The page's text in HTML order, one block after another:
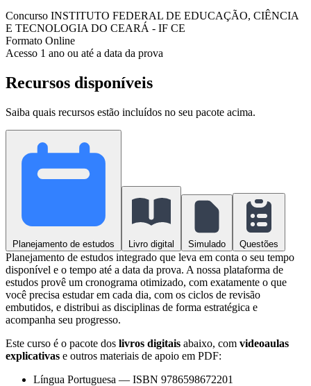
Concurso INSTITUTO FEDERAL DE EDUCAÇÃO, CIÊNCIA
E TECNOLOGIA DO CEARÁ - IF CE
Formato Online
Acesso 1 ano ou até a data da prova
Recursos disponíveis
Saiba quais recursos estão incluídos no seu pacote acima.
Planejamento de estudos Livro digital Simulado Questões
Planejamento de estudos integrado que leva em conta o seu tempo
disponível e o tempo até a data da prova. A nossa plataforma de
estudos provê um cronograma otimizado, com exatamente o que
você precisa estudar em cada dia, com os ciclos de revisão
embutidos, e distribui as disciplinas de forma estratégica e
acompanha seu progresso.
Este curso é o pacote dos livros digitais abaixo, com videoaulas
explicativas e outros materiais de apoio em PDF:
Língua Portuguesa — ISBN 9786598672201